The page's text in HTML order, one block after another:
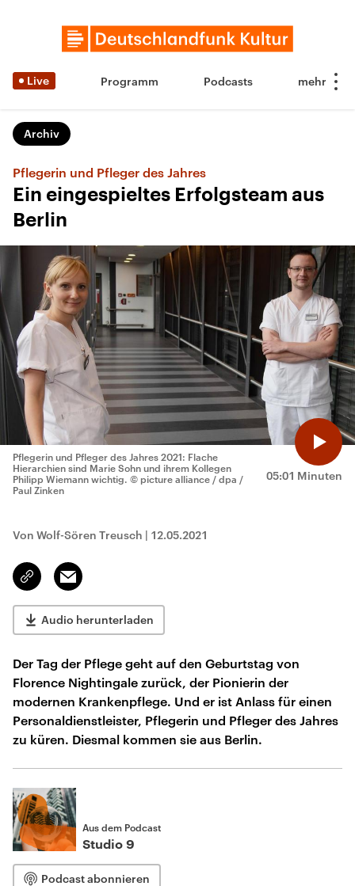
Live Programm Podcasts
Archiv
Pflegerin und Pfleger des Jahres
Ein eingespieltes Erfolgsteam aus
Berlin
05:01 Minuten
Pflegerin und Pfleger des Jahres 2021: Flache
Hierarchien sind Marie Sohn und ihrem Kollegen
Philipp Wiemann wichtig. © picture alliance / dpa /
Paul Zinken
Von Wolf-Sören Treusch | 12.05.2021
Link
kopieren/teilen
Email
Audio herunterladen
Der Tag der Pflege geht auf den Geburtstag von
Florence Nightingale zurück, der Pionierin der
modernen Krankenpflege. Und er ist Anlass für einen
Personaldienstleister, Pflegerin und Pfleger des Jahres
zu küren. Diesmal kommen sie aus Berlin.
Aus dem Podcast
Studio 9
Podcast abonnieren